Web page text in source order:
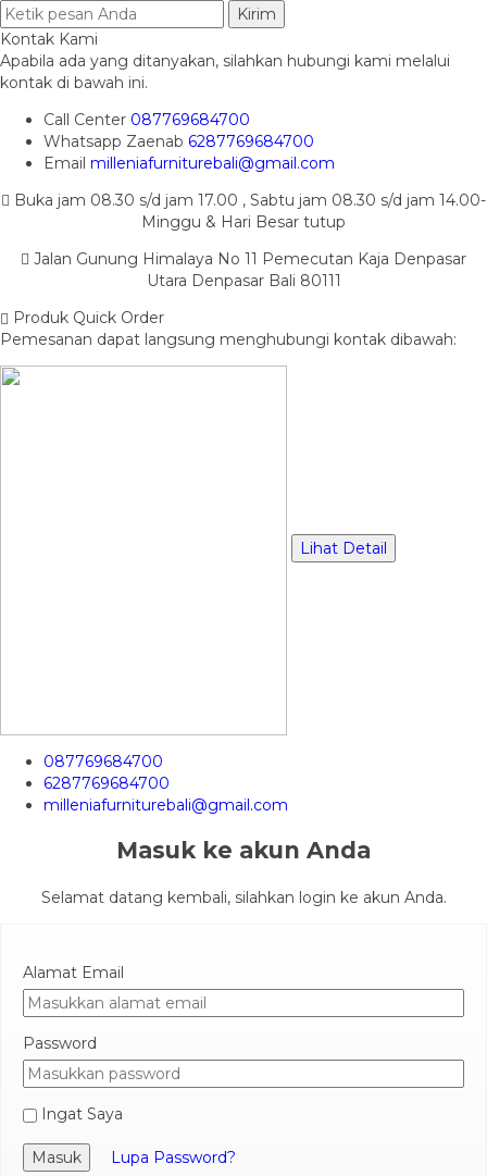
Kirim
Kontak Kami
Apabila ada yang ditanyakan, silahkan hubungi kami melalui
kontak di bawah ini.
Call Center 087769684700
Whatsapp Zaenab 6287769684700
Email milleniafurniturebali@gmail.com
Buka jam 08.30 s/d jam 17.00 , Sabtu jam 08.30 s/d jam 14.00-
Minggu & Hari Besar tutup
Jalan Gunung Himalaya No 11 Pemecutan Kaja Denpasar
Utara Denpasar Bali 80111
Produk Quick Order
Pemesanan dapat langsung menghubungi kontak dibawah:
Lihat Detail
087769684700
6287769684700
milleniafurniturebali@gmail.com
Masuk ke akun Anda
Selamat datang kembali, silahkan login ke akun Anda.
Alamat Email
Password
Ingat Saya
Masuk Lupa Password?